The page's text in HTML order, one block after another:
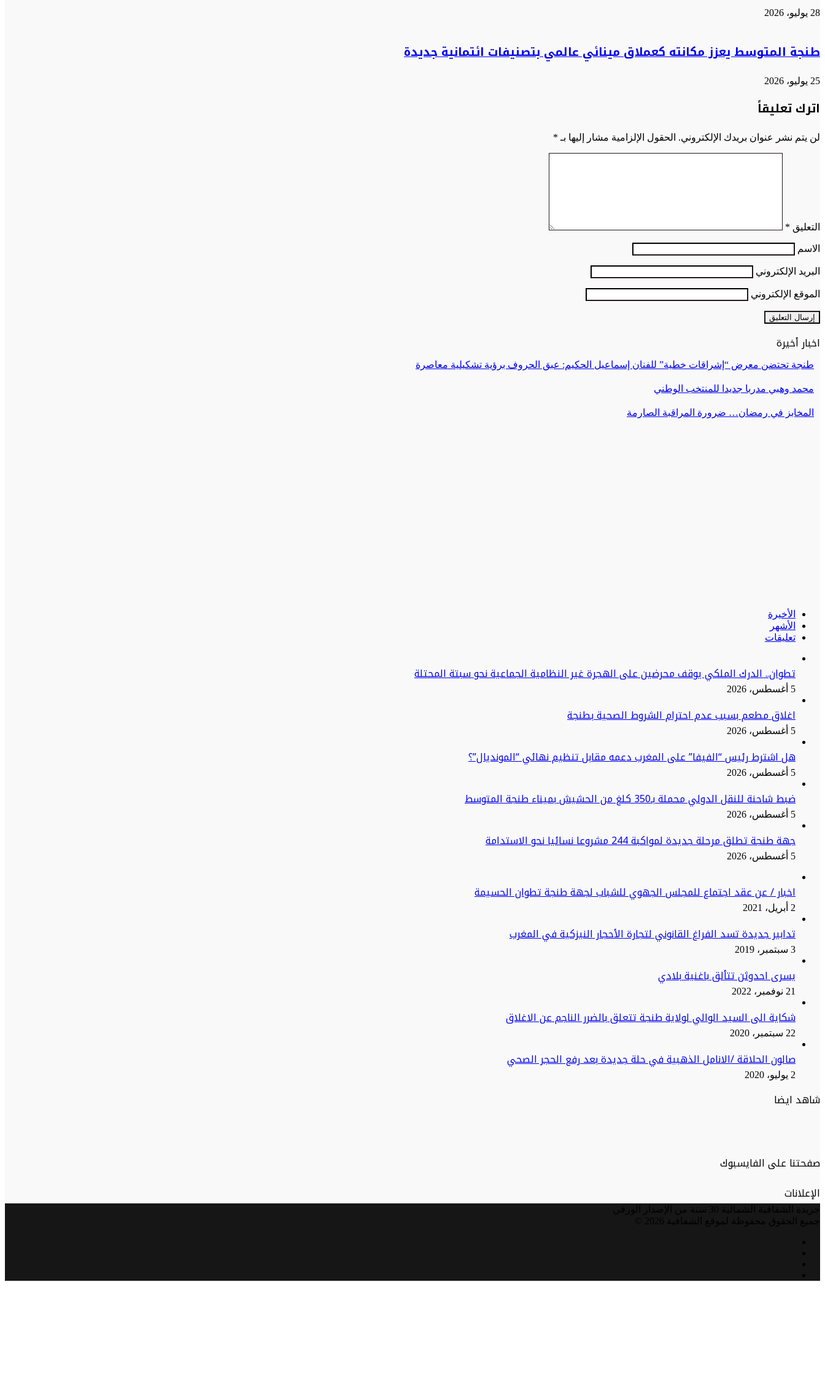
28 يوليو، 2026
طنجة المتوسط يعزز مكانته كعملاق مينائي عالمي بتصنيفات ائتمانية جديدة
25 يوليو، 2026
اترك تعليقاً
لن يتم نشر عنوان بريدك الإلكتروني. الحقول الإلزامية مشار إليها بـ *
التعليق *
الاسم
البريد الإلكتروني
الموقع الإلكتروني
اخبار أخيرة
طنجة تحتضن معرض “إشراقات خطية” للفنان إسماعيل الحكيم: عبق الحروف برؤية تشكيلية معاصرة
محمد وهبي مدربا جديدا للمنتخب الوطني
المخابز في رمضان… ضرورة المراقبة الصارمة
الأخيرة
الأشهر
تعليقات
تطوان.. الدرك الملكي يوقف محرضين على الهجرة غير النظامية الجماعية نحو سبتة المحتلة
5 أغسطس، 2026
اغلاق مطعم بسبب عدم احترام الشروط الصحية بطنجة
5 أغسطس، 2026
هل اشترط رئيس “الفيفا” على المغرب دعمه مقابل تنظيم نهائي “المونديال”؟
5 أغسطس، 2026
ضبط شاحنة للنقل الدولي محملة بـ350 كلغ من الحشيش بميناء طنجة المتوسط
5 أغسطس، 2026
جهة طنجة تطلق مرحلة جديدة لمواكبة 244 مشروعا نسائيا نحو الاستدامة
5 أغسطس، 2026
اخبار / عن عقد اجتماع للمجلس الجهوي للشباب لجهة طنجة تطوان الحسيمة
2 أبريل، 2021
تدابير جديدة تسد الفراغ القانوني لتجارة الأحجار النيزكية في المغرب
3 سبتمبر، 2019
يسرى احدوثن تتألق باغنية بلادي
21 نوفمبر، 2022
شكاية الى السيد الوالي لولاية طنجة تتعلق بالضرر الناجم عن الاغلاق
22 سبتمبر، 2020
صالون الحلاقة /الانامل الذهبية في حلة جديدة بعد رفع الحجر الصحي
2 يوليو، 2020
شاهد ايضا
صفحتنا على الفايسبوك
الإعلانات